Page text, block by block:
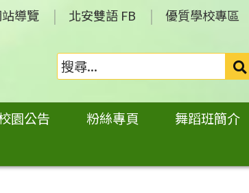
導覽 北安雙語 FB 優質學校專區
園公告 粉絲專頁 舞蹈班簡介